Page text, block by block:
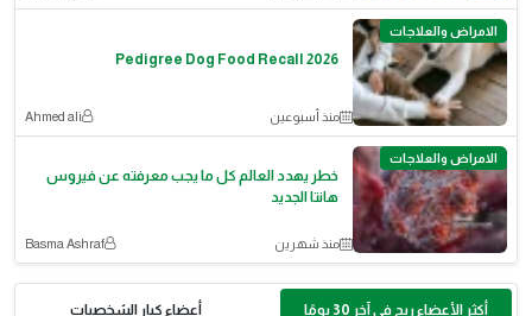
الامراض والعلاجات
Pedigree Dog Food Recall 2026
منذ أسبوعين Ahmed ali
الامراض والعلاجات
خطر يهدد العالم كل ما يجب معرفته عن فيروس
هانتا الجديد
منذ شهرين Basma Ashraf
أكثر الأعضاء ربح في آخر 30 يومًا أعضاء كبار الشخصيات